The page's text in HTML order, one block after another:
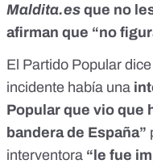
Maldita.es que no
afirman que “no
El Partido Popular
incidente había una
Popular que vio que
bandera de España”
interventora “le fue